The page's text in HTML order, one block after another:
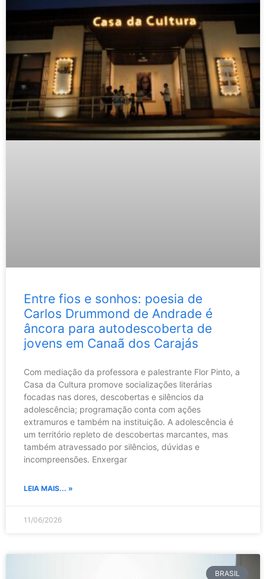
Entre fios e sonhos: poesia de
Carlos Drummond de Andrade é
âncora para autodescoberta de
jovens em Canaã dos Carajás
Com mediação da professora e palestrante Flor Pinto, a
Casa da Cultura promove socializações literárias
focadas nas dores, descobertas e silêncios da
adolescência; programação conta com ações
extramuros e também na instituição. A adolescência é
um território repleto de descobertas marcantes, mas
também atravessado por silêncios, dúvidas e
incompreensões. Enxergar
LEIA MAIS... »
11/06/2026
BRASIL